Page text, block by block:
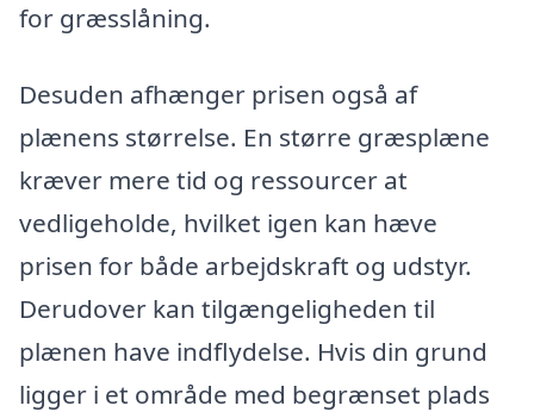
for græsslåning.
Desuden afhænger prisen også af
plænens størrelse. En større græsplæne
kræver mere tid og ressourcer at
vedligeholde, hvilket igen kan hæve
prisen for både arbejdskraft og udstyr.
Derudover kan tilgængeligheden til
plænen have indflydelse. Hvis din grund
ligger i et område med begrænset plads